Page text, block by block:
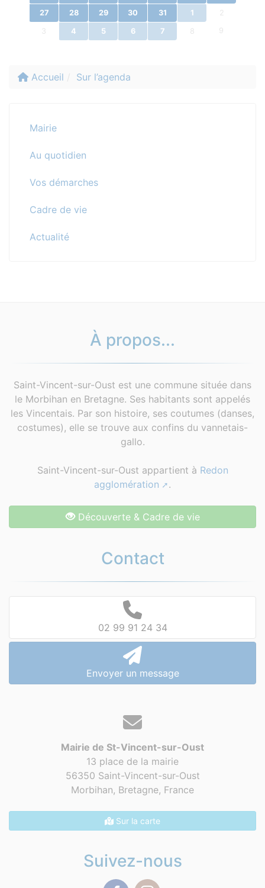
27 28 29 30 31 1 2
3 4 5 6 7 8 9
Accueil Sur l’agenda
Mairie
Au quotidien
Vos démarches
Cadre de vie
Actualité
À propos...
Saint-Vincent-sur-Oust est une commune située dans
le Morbihan en Bretagne. Ses habitants sont appelés
les Vincentais. Par son histoire, ses coutumes (danses,
costumes), elle se trouve aux confins du vannetais-
gallo.
Saint-Vincent-sur-Oust appartient à Redon
agglomération
.
Découverte & Cadre de vie
Contact
02 99 91 24 34
Envoyer un message
Mairie de St-Vincent-sur-Oust
13 place de la mairie
56350 Saint-Vincent-sur-Oust
Morbihan, Bretagne, France
Sur la carte
Suivez-nous